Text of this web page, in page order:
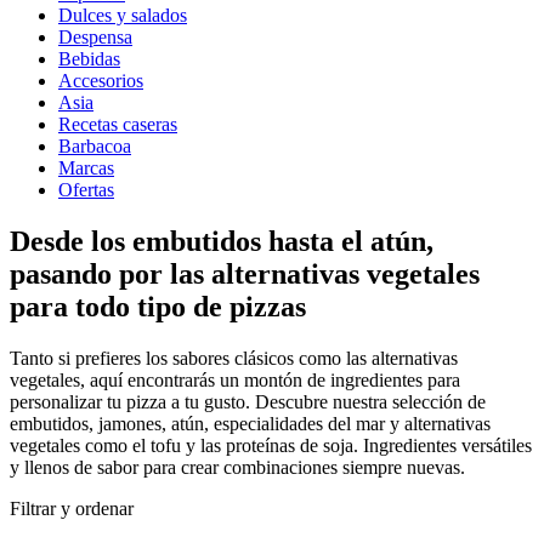
Dulces y salados
Despensa
Bebidas
Accesorios
Asia
Recetas caseras
Barbacoa
Marcas
Ofertas
Desde los embutidos hasta el atún,
pasando por las alternativas vegetales
para todo tipo de pizzas
Tanto si prefieres los sabores clásicos como las alternativas
vegetales, aquí encontrarás un montón de ingredientes para
personalizar tu pizza a tu gusto. Descubre nuestra selección de
embutidos, jamones, atún, especialidades del mar y alternativas
vegetales como el tofu y las proteínas de soja. Ingredientes versátiles
y llenos de sabor para crear combinaciones siempre nuevas.
Filtrar y ordenar